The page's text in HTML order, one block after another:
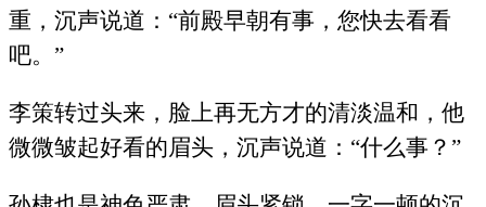
重，沉声说道：“前殿早朝有事，您快去看看
吧。”
李策转过头来，脸上再无方才的清淡温和，他
微微皱起好看的眉头，沉声说道：“什么事？”